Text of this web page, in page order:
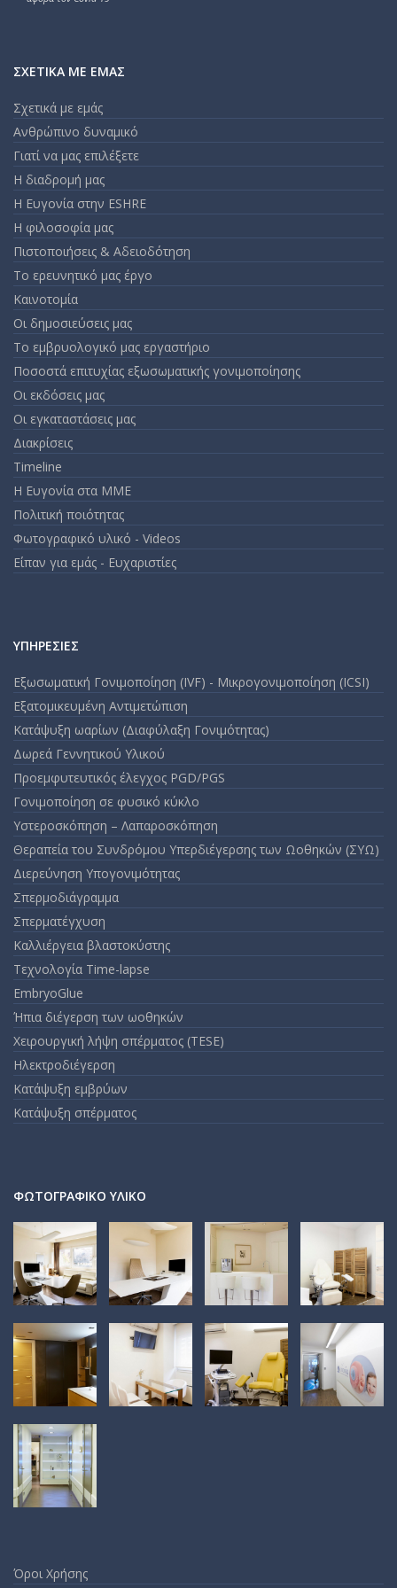
ΣΧΕΤΙΚΆ ΜΕ ΕΜΆΣ
Σχετικά με εμάς
Ανθρώπινο δυναμικό
Γιατί να μας επιλέξετε
Η διαδρομή μας
Η Ευγονία στην ESHRE
Η φιλοσοφία μας
Πιστοποιήσεις & Αδειοδότηση
Το ερευνητικό μας έργο
Καινοτομία
Οι δημοσιεύσεις μας
Το εμβρυολογικό μας εργαστήριο
Ποσοστά επιτυχίας εξωσωματικής γονιμοποίησης
Οι εκδόσεις μας
Οι εγκαταστάσεις μας
Διακρίσεις
Timeline
Η Ευγονία στα ΜΜΕ
Πολιτική ποιότητας
Φωτογραφικό υλικό - Videos
Είπαν για εμάς - Ευχαριστίες
ΥΠΗΡΕΣΊΕΣ
Εξωσωματική Γονιμοποίηση (IVF) - Μικρογονιμοποίηση (ICSI)
Εξατομικευμένη Αντιμετώπιση
Κατάψυξη ωαρίων (Διαφύλαξη Γονιμότητας)
Δωρεά Γεννητικού Υλικού
Προεμφυτευτικός έλεγχος PGD/PGS
Γονιμοποίηση σε φυσικό κύκλο
Υστεροσκόπηση – Λαπαροσκόπηση
Θεραπεία του Συνδρόμου Υπερδιέγερσης των Ωοθηκών (ΣΥΩ)
Διερεύνηση Υπογονιμότητας
Σπερμοδιάγραμμα
Σπερματέγχυση
Καλλιέργεια βλαστοκύστης
Τεχνολογία Time-lapse
EmbryoGlue
Ήπια διέγερση των ωοθηκών
Χειρουργική λήψη σπέρματος (TESE)
Ηλεκτροδιέγερση
Κατάψυξη εμβρύων
Κατάψυξη σπέρματος
ΦΩΤΟΓΡΑΦΙΚΌ ΥΛΙΚΌ
Όροι Χρήσης